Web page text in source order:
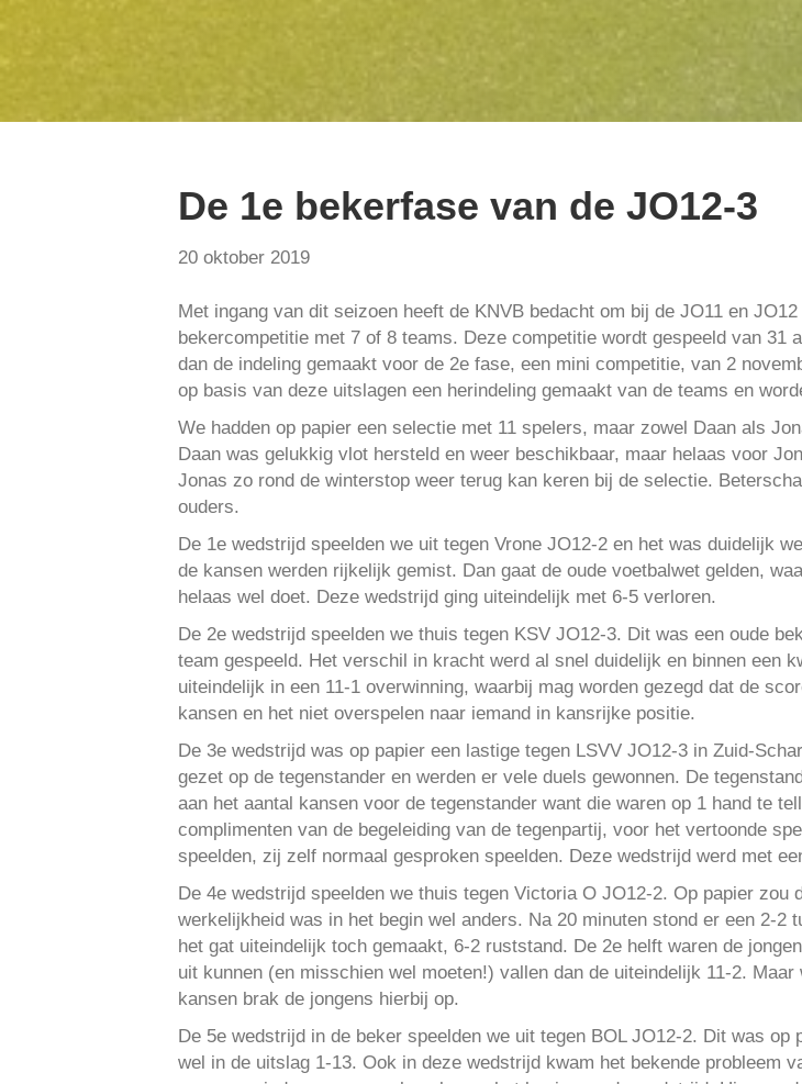
De 1e bekerfase van de JO12-3
20 oktober 2019
Met ingang van dit seizoen heeft de KNVB bedacht om bij de JO11 en
bekercompetitie met 7 of 8 teams. Deze competitie wordt gespeeld van
dan de indeling gemaakt voor de 2e fase, een mini competitie, van 2
op basis van deze uitslagen een herindeling gemaakt van de teams en
We hadden op papier een selectie met 11 spelers, maar zowel Daan als
Daan was gelukkig vlot hersteld en weer beschikbaar, maar helaas voor
Jonas zo rond de winterstop weer terug kan keren bij de selectie.
ouders.
De 1e wedstrijd speelden we uit tegen Vrone JO12-2 en het was duidelijk
de kansen werden rijkelijk gemist. Dan gaat de oude voetbalwet gelden,
helaas wel doet. Deze wedstrijd ging uiteindelijk met 6-5 verloren.
De 2e wedstrijd speelden we thuis tegen KSV JO12-3. Dit was een oude
team gespeeld. Het verschil in kracht werd al snel duidelijk en binnen een
uiteindelijk in een 11-1 overwinning, waarbij mag worden gezegd dat de
kansen en het niet overspelen naar iemand in kansrijke positie.
De 3e wedstrijd was op papier een lastige tegen LSVV JO12-3 in Zuid-
gezet op de tegenstander en werden er vele duels gewonnen. De
aan het aantal kansen voor de tegenstander want die waren op 1 hand te
complimenten van de begeleiding van de tegenpartij, voor het vertoonde
speelden, zij zelf normaal gesproken speelden. Deze wedstrijd werd met
De 4e wedstrijd speelden we thuis tegen Victoria O JO12-2. Op papier
werkelijkheid was in het begin wel anders. Na 20 minuten stond er een 2-
het gat uiteindelijk toch gemaakt, 6-2 ruststand. De 2e helft waren de
uit kunnen (en misschien wel moeten!) vallen dan de uiteindelijk 11-2.
kansen brak de jongens hierbij op.
De 5e wedstrijd in de beker speelden we uit tegen BOL JO12-2. Dit was
wel in de uitslag 1-13. Ook in deze wedstrijd kwam het bekende probleem